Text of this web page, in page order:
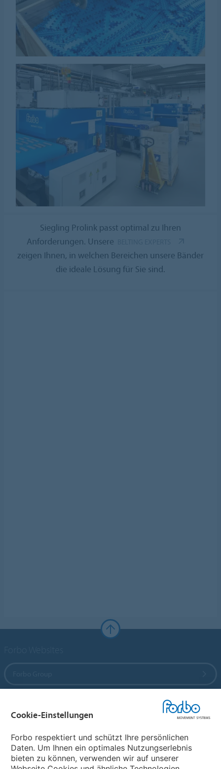
Siegling Prolink passt optimal zu Ihren
Anforderungen. Unsere
zeigen Ihnen, in welchen Bereichen unsere Bänder
die ideale Lösung für Sie sind.
Cookie-Einstellungen
Forbo respektiert und schützt Ihre persönlichen
Daten. Um Ihnen ein optimales Nutzungserlebnis
bieten zu können, verwenden wir auf unserer